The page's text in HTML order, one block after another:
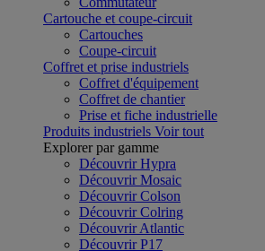
Cartouche et coupe-circuit
Cartouches
Coupe-circuit
Coffret et prise industriels
Coffret d'équipement
Coffret de chantier
Prise et fiche industrielle
Produits industriels Voir tout
Explorer par gamme
Découvrir Hypra
Découvrir Mosaic
Découvrir Colson
Découvrir Colring
Découvrir Atlantic
Découvrir P17